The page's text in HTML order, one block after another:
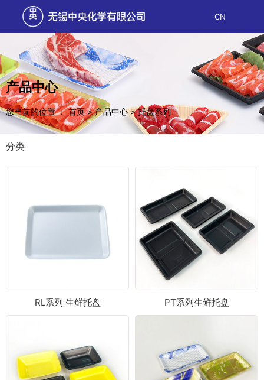
CN
产品中心
您当前的位置 ： 首页>产品中心 >托盘系列
分类
RL系列 生鲜托盘 PT系列生鲜托盘